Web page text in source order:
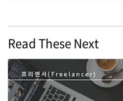
Read These Next